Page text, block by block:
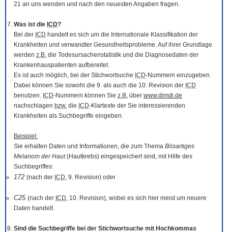
21 an uns wenden und nach den neuesten Angaben fragen.
Was ist die ICD?
Bei der ICD handelt es sich um die Internationale Klassifikation der
Krankheiten und verwandter Gesundheitsprobleme. Auf ihrer Grundlage
werden z.B. die Todesursachenstatistik und die Diagnosedaten der
Krankenhauspatienten aufbereitet.
Es ist auch möglich, bei der Stichwortsuche ICD-Nummern einzugeben.
Dabei können Sie sowohl die 9. als auch die 10. Revision der ICD
benutzen. ICD-Nummern können Sie z.B. über www.dimdi.de
nachschlagen bzw. die ICD-Klartexte der Sie interessierenden
Krankheiten als Suchbegriffe eingeben.
Beispiel:
Sie erhalten Daten und Informationen, die zum Thema Bösartiges
Melanom der Haut(Hautkrebs) eingespeichert sind, mit Hilfe des
Suchbegriffes:
172 (nach der ICD, 9. Revision) oder
C25 (nach der ICD, 10. Revision), wobei es sich hier meist um neuere
Daten handelt.
Sind die Suchbegriffe bei der Stichwortsuche mit Hochkommas